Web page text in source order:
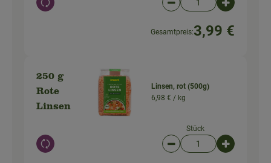
Auswahl ändern Artikelanzahl
Gesamtpreis:3,99 €
250 g
Rote
Linsen
Auswahl ändern
Linsen, rot (500g)
6,98 € / kg
Stück
Artikelanzahl